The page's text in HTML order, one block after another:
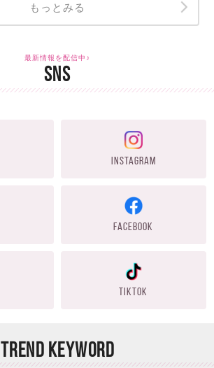
もっとみる
最新情報を配信中♪
SNS
INSTAGRAM
FACEBOOK
TIKTOK
TREND KEYWORD